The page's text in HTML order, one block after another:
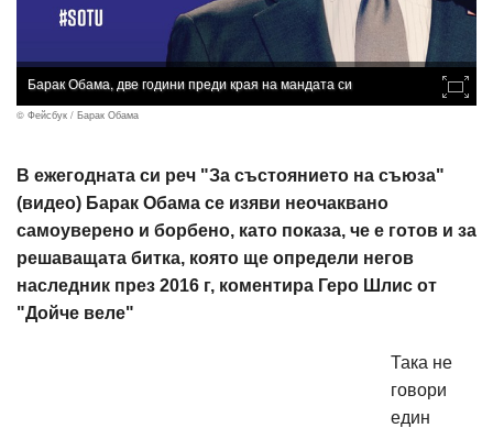
Барак Обама, две години преди края на мандата си
© Фейсбук / Барак Обама
В ежегодната си реч "За състоянието на съюза"
(видео) Барак Обама се изяви неочаквано
самоуверено и борбено, като показа, че е готов и за
решаващата битка, която ще определи негов
наследник през 2016 г, коментира Геро Шлис от
"Дойче веле"
Така не
говори
един